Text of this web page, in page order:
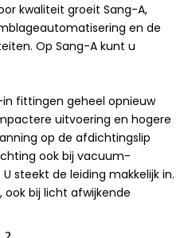
kwaliteit groeit Sang-A,
en de
Op Sang-A kunt u
fittingen geheel opnieuw
uitvoering en hogere
op de afdichtingslip
ook bij vacuum-
steekt de leiding makkelijk in.
bij licht afwijkende